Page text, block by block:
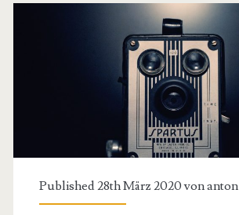
Published 28th März 2020 vonanton